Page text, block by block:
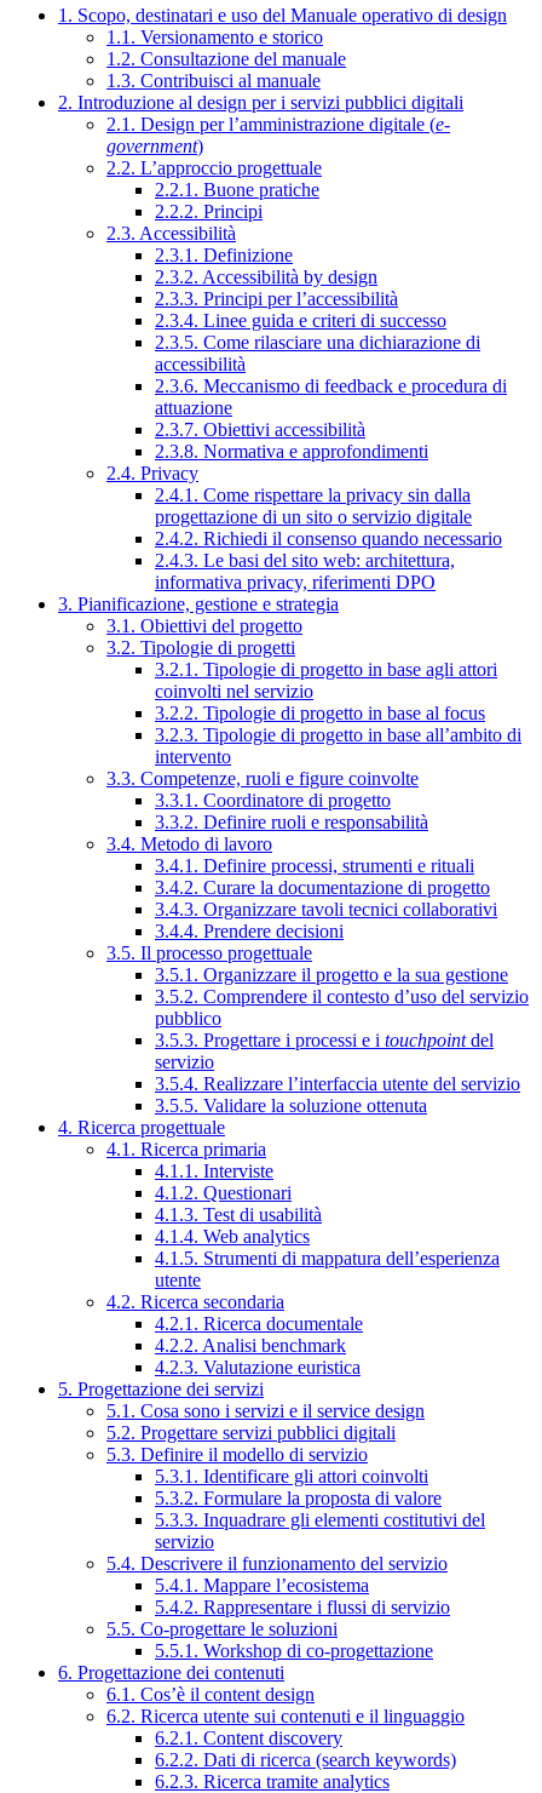
1. Scopo, destinatari e uso del Manuale operativo di design
1.1. Versionamento e storico
1.2. Consultazione del manuale
1.3. Contribuisci al manuale
2. Introduzione al design per i servizi pubblici digitali
2.1. Design per l’amministrazione digitale (e-
government)
2.2. L’approccio progettuale
2.2.1. Buone pratiche
2.2.2. Principi
2.3. Accessibilità
2.3.1. Definizione
2.3.2. Accessibilità by design
2.3.3. Principi per l’accessibilità
2.3.4. Linee guida e criteri di successo
2.3.5. Come rilasciare una dichiarazione di
accessibilità
2.3.6. Meccanismo di feedback e procedura di
attuazione
2.3.7. Obiettivi accessibilità
2.3.8. Normativa e approfondimenti
2.4. Privacy
2.4.1. Come rispettare la privacy sin dalla
progettazione di un sito o servizio digitale
2.4.2. Richiedi il consenso quando necessario
2.4.3. Le basi del sito web: architettura,
informativa privacy, riferimenti DPO
3. Pianificazione, gestione e strategia
3.1. Obiettivi del progetto
3.2. Tipologie di progetti
3.2.1. Tipologie di progetto in base agli attori
coinvolti nel servizio
3.2.2. Tipologie di progetto in base al focus
3.2.3. Tipologie di progetto in base all’ambito di
intervento
3.3. Competenze, ruoli e figure coinvolte
3.3.1. Coordinatore di progetto
3.3.2. Definire ruoli e responsabilità
3.4. Metodo di lavoro
3.4.1. Definire processi, strumenti e rituali
3.4.2. Curare la documentazione di progetto
3.4.3. Organizzare tavoli tecnici collaborativi
3.4.4. Prendere decisioni
3.5. Il processo progettuale
3.5.1. Organizzare il progetto e la sua gestione
3.5.2. Comprendere il contesto d’uso del servizio
pubblico
3.5.3. Progettare i processi e i touchpointdel
servizio
3.5.4. Realizzare l’interfaccia utente del servizio
3.5.5. Validare la soluzione ottenuta
4. Ricerca progettuale
4.1. Ricerca primaria
4.1.1. Interviste
4.1.2. Questionari
4.1.3. Test di usabilità
4.1.4. Web analytics
4.1.5. Strumenti di mappatura dell’esperienza
utente
4.2. Ricerca secondaria
4.2.1. Ricerca documentale
4.2.2. Analisi benchmark
4.2.3. Valutazione euristica
5. Progettazione dei servizi
5.1. Cosa sono i servizi e il service design
5.2. Progettare servizi pubblici digitali
5.3. Definire il modello di servizio
5.3.1. Identificare gli attori coinvolti
5.3.2. Formulare la proposta di valore
5.3.3. Inquadrare gli elementi costitutivi del
servizio
5.4. Descrivere il funzionamento del servizio
5.4.1. Mappare l’ecosistema
5.4.2. Rappresentare i flussi di servizio
5.5. Co-progettare le soluzioni
5.5.1. Workshop di co-progettazione
6. Progettazione dei contenuti
6.1. Cos’è il content design
6.2. Ricerca utente sui contenuti e il linguaggio
6.2.1. Content discovery
6.2.2. Dati di ricerca (search keywords)
6.2.3. Ricerca tramite analytics